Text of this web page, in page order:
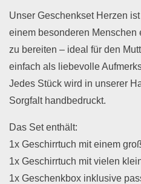
Unser Geschenkset Herzen
einem besonderen Menschen
zu bereiten – ideal für den
einfach als liebevolle
Jedes Stück wird in unserer
Sorgfalt handbedruckt.
Das Set enthält:
1x Geschirrtuch mit einem
1x Geschirrtuch mit vielen
1x Geschenkbox inklusive